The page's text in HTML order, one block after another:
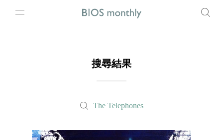
搜尋結果
The Telephones